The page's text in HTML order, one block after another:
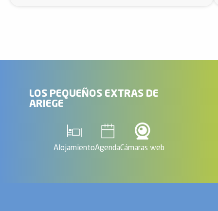
LOS PEQUEÑOS EXTRAS DE
ARIEGE
AlojamientoAgendaCámaras web